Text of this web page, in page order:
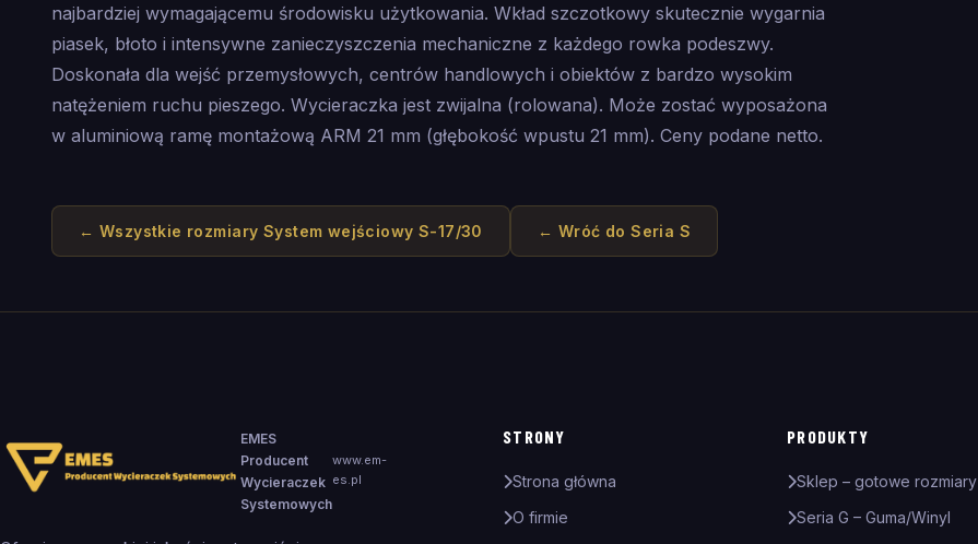
najbardziej wymagającemu środowisku użytkowania. Wkład szczotkowy skutecznie wygarnia
piasek, błoto i intensywne zanieczyszczenia mechaniczne z każdego rowka podeszwy.
Doskonała dla wejść przemysłowych, centrów handlowych i obiektów z bardzo wysokim
natężeniem ruchu pieszego. Wycieraczka jest zwijalna (rolowana). Może zostać wyposażona
w aluminiową ramę montażową ARM 21 mm (głębokość wpustu 21 mm). Ceny podane netto.
← Wszystkie rozmiary System wejściowy S-17/30 ← Wróć doSeria S
EMES
Producent
Wycieraczek
Systemowych
www.em-
es.pl
STRONY
Strona główna
O firmie
PRODUKTY
Sklep – gotowe rozmiary
Seria G – Guma/Winyl